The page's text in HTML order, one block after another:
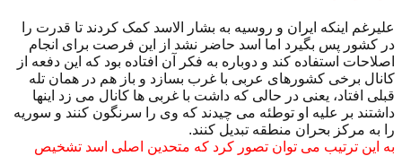
علیرغم اینکه ایران و روسیه به بشار الاسد کمک کردند تا قدرت را
در کشور پس بگیرد اما اسد حاضر نشد از این فرصت برای انجام
اصلاحات استفاده کند و دوباره به فکر آن افتاده بود که این دفعه از
کانال برخی کشورهای عربی با غرب بسازد و باز هم در همان تله
قبلی افتاد، یعنی در حالی که داشت با غربی ها کانال می زد اینها
داشتند بر علیه او توطئه می چیدند که وی را سرنگون کنند و سوریه
را به مرکز بحران منطقه تبدیل کنند.
به این ترتیب می توان تصور کرد که متحدین اصلی اسد تشخیص